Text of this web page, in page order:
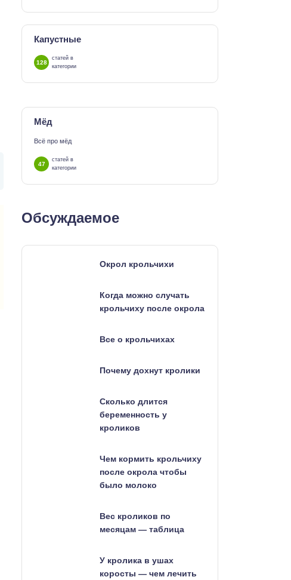
Капустные
128
статей в
категории
Мёд
Всё про мёд
47
статей в
категории
Обсуждаемое
Окрол крольчихи
Когда можно случать
крольчиху после окрола
Все о крольчихах
Почему дохнут кролики
Сколько длится
беременность у
кроликов
Чем кормить крольчиху
после окрола чтобы
было молоко
Вес кроликов по
месяцам — таблица
У кролика в ушах
коросты — чем лечить